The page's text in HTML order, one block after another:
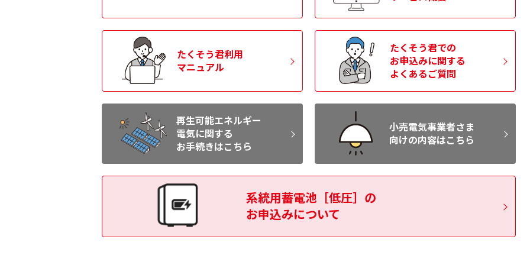
2025年5月2日
契約主開閉器の弊社配電営業所における現物検査の廃止について［133.94KB］
2025年3月21日
低圧新増設に関する関西電力送配電からの重要なお知らせのメール配信について［
2025年3月21日
インターネット低圧託送工事申込（たくそう君）の『お知らせ情報』に関するお願い
680.09KB］
インターネット低圧託送工事申込ページのリニューアルおよび新増設申込サポートサイトの開設
919.33KB
2024年9月2日
お客さま設備工事に関するお願いとお知らせ［572.73KB］
たくそう君利用
マニュアル
たくそう君での
お申込みに関する
よくあるご質問
再生可能エネルギー
電気に関する
お手続きはこちら
小売電気事業者さま
向けの内容はこちら
系統用蓄電池［低圧］の
お申込みについて